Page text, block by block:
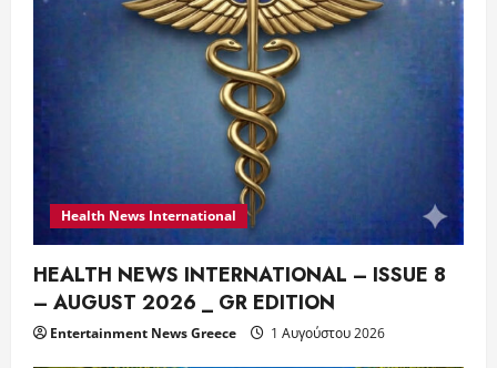
Health News International
HEALTH NEWS INTERNATIONAL – ISSUE 8
– AUGUST 2026 _ GR EDITION
Entertainment News Greece 1 Αυγούστου 2026